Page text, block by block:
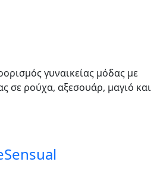
γυναικείας μόδας με
σε ρούχα, αξεσουάρ, μαγιό και